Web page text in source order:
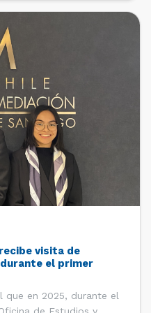
visita de
el primer
que en 2025, durante el